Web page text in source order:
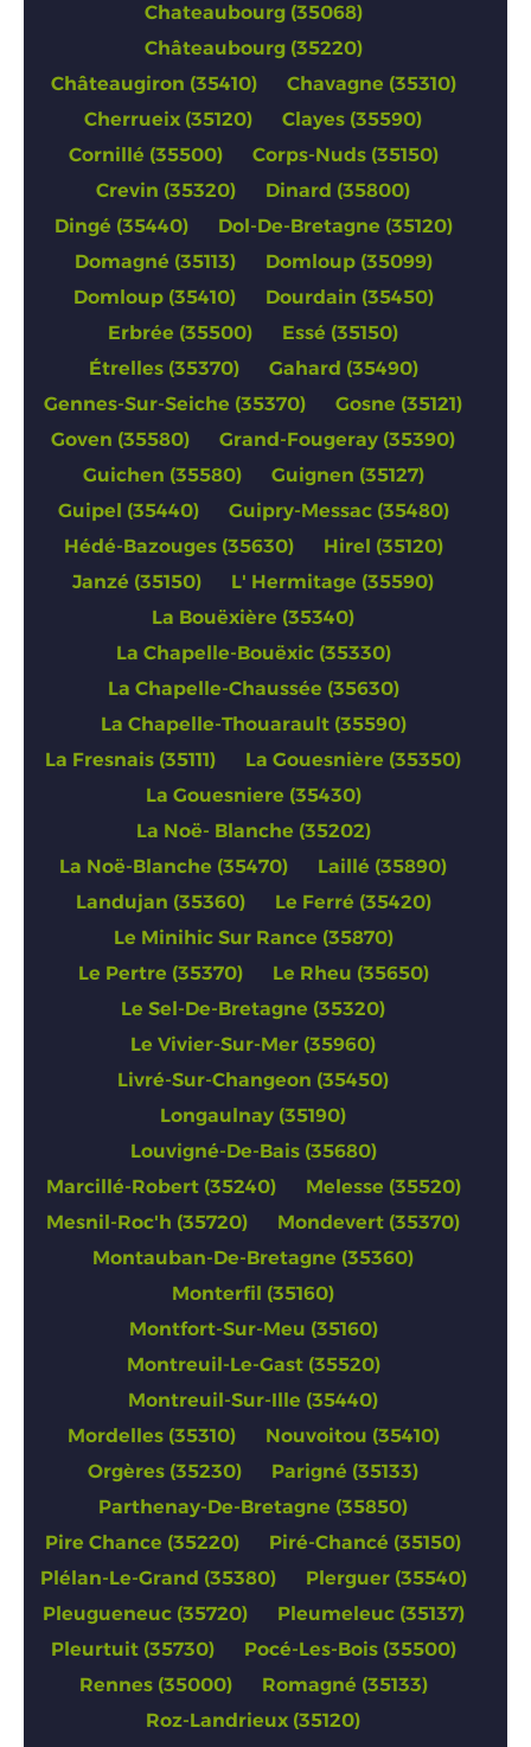
Chateaubourg (35068)
Châteaubourg (35220)
Châteaugiron (35410)
Chavagne (35310)
Cherrueix (35120)
Clayes (35590)
Cornillé (35500)
Corps-Nuds (35150)
Crevin (35320)
Dinard (35800)
Dingé (35440)
Dol-De-Bretagne (35120)
Domagné (35113)
Domloup (35099)
Domloup (35410)
Dourdain (35450)
Erbrée (35500)
Essé (35150)
Étrelles (35370)
Gahard (35490)
Gennes-Sur-Seiche (35370)
Gosne (35121)
Goven (35580)
Grand-Fougeray (35390)
Guichen (35580)
Guignen (35127)
Guipel (35440)
Guipry-Messac (35480)
Hédé-Bazouges (35630)
Hirel (35120)
Janzé (35150)
L' Hermitage (35590)
La Bouëxière (35340)
La Chapelle-Bouëxic (35330)
La Chapelle-Chaussée (35630)
La Chapelle-Thouarault (35590)
La Fresnais (35111)
La Gouesnière (35350)
La Gouesniere (35430)
La Noë- Blanche (35202)
La Noë-Blanche (35470)
Laillé (35890)
Landujan (35360)
Le Ferré (35420)
Le Minihic Sur Rance (35870)
Le Pertre (35370)
Le Rheu (35650)
Le Sel-De-Bretagne (35320)
Le Vivier-Sur-Mer (35960)
Livré-Sur-Changeon (35450)
Longaulnay (35190)
Louvigné-De-Bais (35680)
Marcillé-Robert (35240)
Melesse (35520)
Mesnil-Roc'h (35720)
Mondevert (35370)
Montauban-De-Bretagne (35360)
Monterfil (35160)
Montfort-Sur-Meu (35160)
Montreuil-Le-Gast (35520)
Montreuil-Sur-Ille (35440)
Mordelles (35310)
Nouvoitou (35410)
Orgères (35230)
Parigné (35133)
Parthenay-De-Bretagne (35850)
Pire Chance (35220)
Piré-Chancé (35150)
Plélan-Le-Grand (35380)
Plerguer (35540)
Pleugueneuc (35720)
Pleumeleuc (35137)
Pleurtuit (35730)
Pocé-Les-Bois (35500)
Rennes (35000)
Romagné (35133)
Roz-Landrieux (35120)